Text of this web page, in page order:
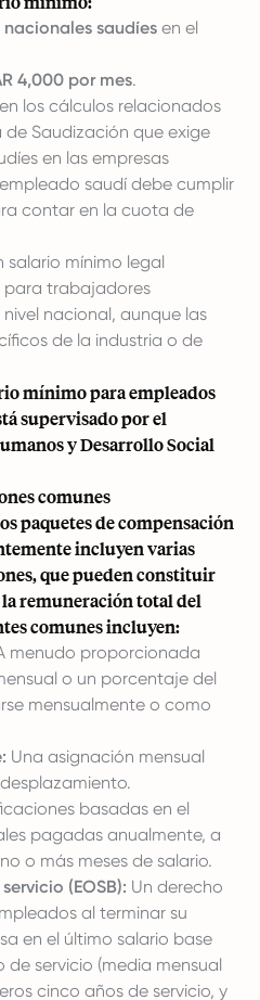
nacionales saudíes en el
4,000 por mes.
los cálculos relacionados
Saudización que exige
en las empresas
saudí debe cumplir
contar en la cuota de
salario mínimo legal
para trabajadores
nacional, aunque las
de la industria o de
mínimo para empleados
supervisado por el
y Desarrollo Social
comunes
paquetes de compensación
incluyen varias
que pueden constituir
remuneración total del
comunes incluyen:
menudo proporcionada
o un porcentaje del
mensualmente o como
Una asignación mensual
basadas en el
pagadas anualmente, a
o más meses de salario.
(EOSB): Un derecho
al terminar su
en el último salario base
servicio (media mensual
cinco años de servicio, y